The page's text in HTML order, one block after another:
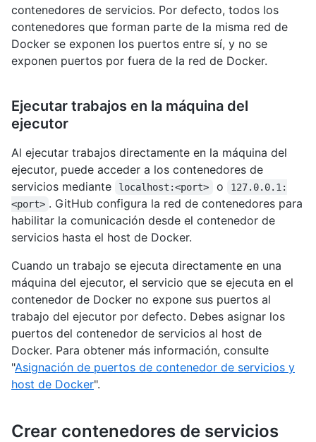
contenedores de servicios. Por defecto, todos los
contenedores que forman parte de la misma red de
Docker se exponen los puertos entre sí, y no se
exponen puertos por fuera de la red de Docker.
Ejecutar trabajos en la máquina del
ejecutor
Al ejecutar trabajos directamente en la máquina del
ejecutor, puede acceder a los contenedores de
servicios mediante
localhost:<port> o
127.0.0.1:
<port> . GitHub configura la red de contenedores para
habilitar la comunicación desde el contenedor de
servicios hasta el host de Docker.
Cuando un trabajo se ejecuta directamente en una
máquina del ejecutor, el servicio que se ejecuta en el
contenedor de Docker no expone sus puertos al
trabajo del ejecutor por defecto. Debes asignar los
puertos del contenedor de servicios al host de
Docker. Para obtener más información, consulte
"Asignación de puertos de contenedor de servicios y
host de Docker".
Crear contenedores de servicios